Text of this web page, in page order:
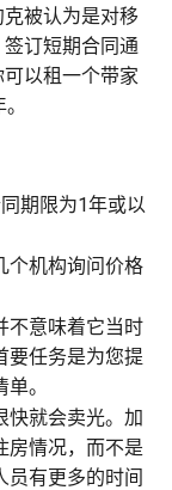
被认为是对移
订短期合同通
以租一个带家
期限为1年或以
个机构询问价格
不意味着它当时
要任务是为您提
。
快就会卖光。加
房情况，而不是
员有更多的时间